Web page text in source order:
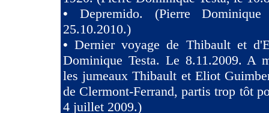
• Depremido. (Pierre
25.10.2010.)
•Dernier voyage de Thibault et
Dominique Testa. Le 8.11.2009. A
les jumeaux Thibault et Eliot
de Clermont-Ferrand, partis trop tôt
4 juillet 2009.)